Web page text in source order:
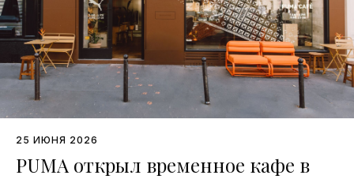
25 ИЮНЯ 2026
PUMA открыл временное кафе в